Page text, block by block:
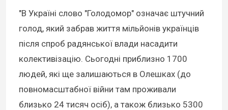
"В Україні слово "Голодомор" означає штучний
голод, який забрав життя мільйонів українців
після спроб радянської влади насадити
колективізацію. Сьогодні приблизно 1700
людей, які ще залишаються в Олешках (до
повномасштабної війни там проживали
близько 24 тисяч осіб), а також близько 5300